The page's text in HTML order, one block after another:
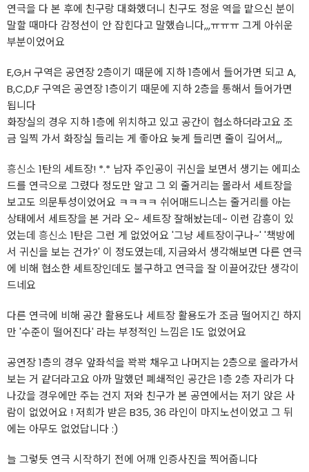
연극을 다 본 후에 친구랑 대화했더니 친구도 정윤 역을 맡으신 분이
말할 때마다 감정선이 안 잡힌다고 말했습니다,,,ㅠㅠㅠ 그게 아쉬운
부분이었어요
E,G,H 구역은 공연장 2층이기 때문에 지하 1층에서 들어가면 되고 A,
B,C,D,F 구역은 공연장 1층이기 때문에 지하 2층을 통해서 들어가면
됩니다
화장실의 경우 지하 1층에 위치하고 있고 공간이 협소하더라고요 조
금 일찍 가서 화장실 들리는 게 좋아요 늦게 들리면 줄이 길어서,,,
흥신소 1탄의 세트장! *.* 남자 주인공이 귀신을 보면서 생기는 에피소
드를 연극으로 그렸다 정도만 알고 그 외 줄거리는 몰라서 세트장을
보고도 의문투성이었어요 ㅋㅋㅋㅋ 쉬어매드니스는 줄거리를 아는
상태에서 세트장을 본 거라 오~ 세트장 잘해놨는데~ 이런 감흥이 있
었는데 흥신소 1탄은 그런 게 없었어요 '그냥 세트장이구나~' '책방에
서 귀신을 보는 건가?' 이 정도였는데, 지금와서 생각해보면 다른 연극
에 비해 협소한 세트장인데도 불구하고 연극을 잘 이끌어갔단 생각이
드네요
다른 연극에 비해 공간 활용도나 세트장 활용도가 조금 떨어지긴 하지
만 '수준이 떨어진다' 라는 부정적인 느낌은 1도 없었어요
공연장 1층의 경우 앞좌석을 꽉꽉 채우고 나머지는 2층으로 올라가서
보는 거 같더라고요 아까 말했던 폐쇄적인 공간은 1층 2층 자리가 다
나갔을 경우에만 주는 건지 저와 친구가 본 공연에서는 저기 앉은 사
람이 없었어요 ! 저희가 받은 B35, 36 라인이 마지노선이었고 그 뒤
에는 아무도 없었답니다 :)
늘 그렇듯 연극 시작하기 전에 어깨 인증사진을 찍어줍니다